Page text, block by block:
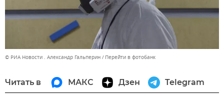
© РИА Новости . Александр Гальперин Перейти в фотобанк
Читать в МАКС Дзен Telegram